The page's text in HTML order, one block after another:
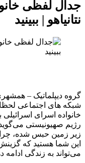
جدال لفظی
نتانیاهو | ببینید
گروه دیپلماتیک –
شبکه های اجتماعی
خانواده اسرای
رژیم صهیونیستی
زیر زمین حبس شده، چرا
این شما هستید که
می‌تواند به زندگی ادامه